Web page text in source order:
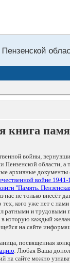
книга
войны,
области,
архивные документы
войне 1941-
"Память.
нас не только
кого уже нет с
ратными и
в которую каждый
на сайте
посвященная
. Любая Ваша
сайте можно